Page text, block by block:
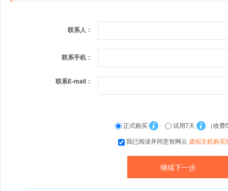
联系人：
联系手机：
联系E-mail：
正式购买 试用7天
（收费
我已阅读并同意智网云 虚拟主机购买